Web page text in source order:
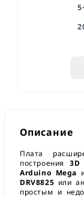
5
Описание
Плата
построения 3D
Arduino Mega
DRV8825 или
простым и